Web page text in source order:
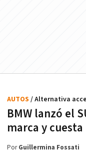
BMW lanzó el
marca y
AUTOS / Alternativa
PorGuillermina Fossati